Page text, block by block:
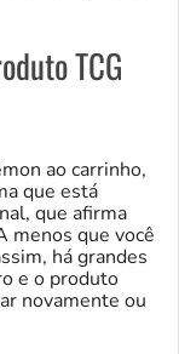
TCG
ao carrinho,
que está
que afirma
menos que você
há grandes
e o produto
novamente ou